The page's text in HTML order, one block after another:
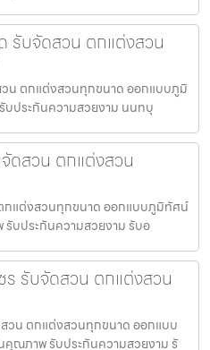
รับจัดสวน ตกแต่งสวน
วน ตกแต่งสวนทุกขนาด ออกแบบภูมิ
บประกันความสวยงาม นนทบุ
ดสวน ตกแต่งสวน
แต่งสวนทุกขนาด ออกแบบภูมิทัศน์
รับประกันความสวยงาม รับอ
ร รับจัดสวน ตกแต่งสวน
วน ตกแต่งสวนทุกขนาด ออกแบบ
คุณภาพ รับประกันความสวยงาม รั